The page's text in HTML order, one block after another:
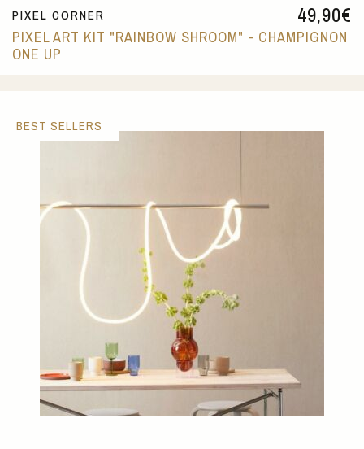
49,90€
PIXEL CORNER
PIXEL ART KIT "RAINBOW SHROOM" - CHAMPIGNON
ONE UP
BEST SELLERS